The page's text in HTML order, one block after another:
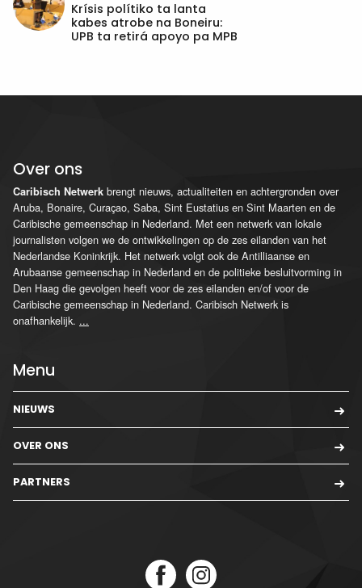
Krísis polítiko ta lanta
kabes atrobe na Boneiru:
UPB ta retirá apoyo pa MPB
Over ons
Caribisch Netwerk brengt nieuws, actualiteiten en achtergronden over
Aruba, Bonaire, Curaçao, Saba, Sint Eustatius en Sint Maarten en de
Caribische gemeenschap in Nederland. Met een netwerk van lokale
journalisten volgen we de ontwikkelingen op de zes eilanden van het
Nederlandse Koninkrijk. Het netwerk volgt ook de Antilliaanse en
Arubaanse gemeenschap in Nederland en de politieke besluitvorming in
Den Haag die gevolgen heeft voor de zes eilanden en/of voor de
Caribische gemeenschap in Nederland. Caribisch Netwerk is
onafhankelijk. ...
Menu
NIEUWS
OVER ONS
PARTNERS